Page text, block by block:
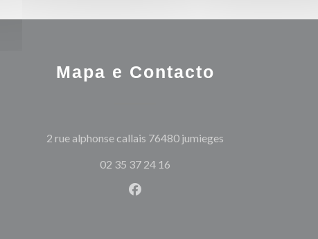
Mapa e Contacto
2 rue alphonse callais 76480 jumieges
02 35 37 24 16
Facebook ((abre numa nova janela))